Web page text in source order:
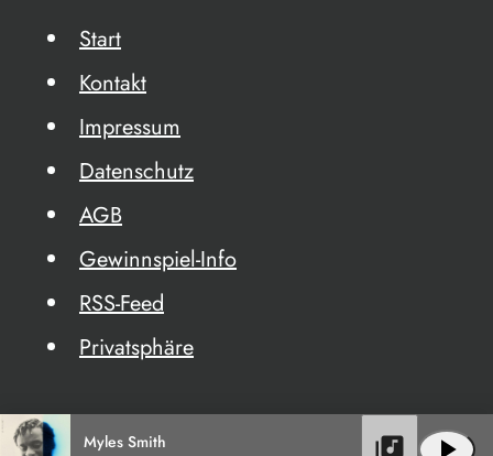
Start
Kontakt
Impressum
Datenschutz
AGB
Gewinnspiel-Info
RSS-Feed
Privatsphäre
Myles Smith play_arrow
library_music